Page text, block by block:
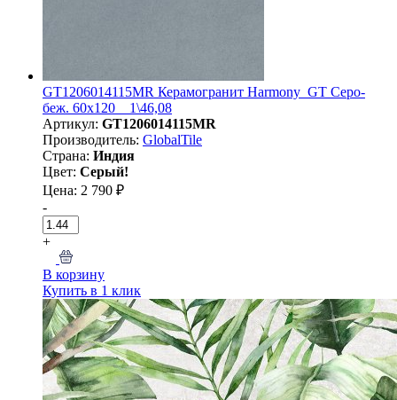
GT1206014115MR Керамогранит Harmony_GT Серо-
беж. 60x120 _ 1\46,08
Артикул: GT1206014115MR
Производитель: GlobalTile
Страна: Индия
Цвет: Серый!
Цена: 2 790 ₽
-
+
В корзину
Купить в 1 клик